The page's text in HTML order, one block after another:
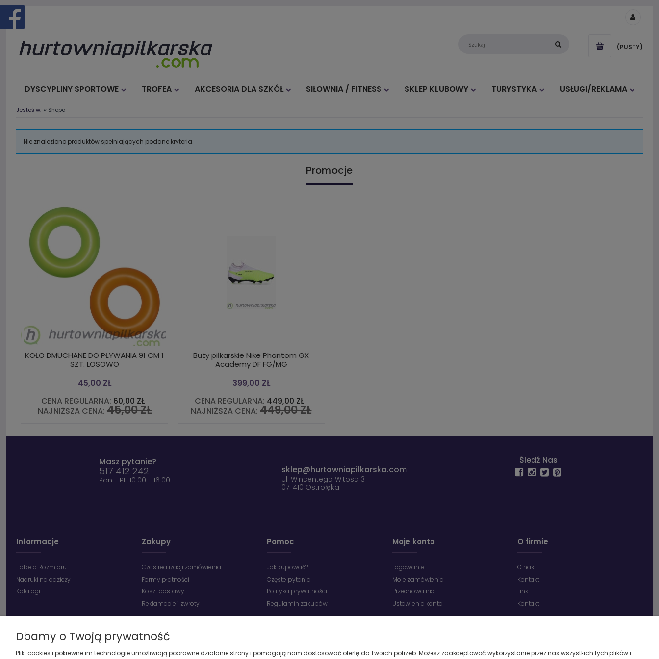
(PUSTY)
DYSCYPLINY SPORTOWE TROFEA AKCESORIA DLA SZKÓŁ SIŁOWNIA / FITNESS SKLEP KLUBOWY TURYSTYKA USŁUGI/REKLAMA
Jesteś w: » Shepa
Nie znaleziono produktów spełniających podane kryteria.
Promocje
KOŁO DMUCHANE DO PŁYWANIA 91 CM 1
SZT. LOSOWO
45,00 ZŁ
CENA REGULARNA: 60,00 ZŁ
NAJNIŻSZA CENA: 45,00 ZŁ
Buty piłkarskie Nike Phantom GX
Academy DF FG/MG
399,00 ZŁ
CENA REGULARNA:449,00 ZŁ
NAJNIŻSZA CENA:449,00 ZŁ
Masz pytanie?
517 412 242
Pon - Pt: 10:00 - 16:00
sklep@hurtowniapilkarska.com
Ul. Wincentego Witosa 3
07-410 Ostrołęka
Śledź Nas
Informacje
Tabela Rozmiaru
Nadruki na odzieży
Katalogi
Zakupy
Czas realizacji zamówienia
Formy płatności
Koszt dostawy
Reklamacje i zwroty
Pomoc
Jak kupować?
Częste pytania
Polityka prywatności
Regulamin zakupów
Moje konto
Logowanie
Moje zamówienia
Przechowalnia
Ustawienia konta
O firmie
O nas
Kontakt
Linki
Kontakt
Dbamy o Twoją prywatność
Pliki cookies i pokrewne im technologie umożliwiają poprawne działanie strony i pomagają nam dostosować ofertę do Twoich potrzeb. Możesz zaakceptować wykorzystanie przez nas wszystkich tych plików i